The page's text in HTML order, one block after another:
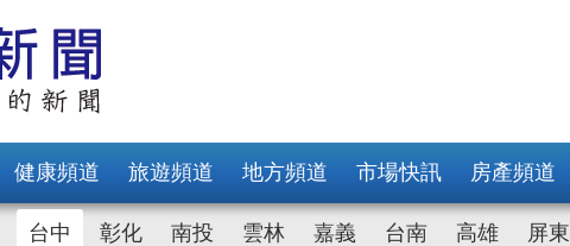
健康頻道 旅遊頻道 地方頻道 市場快訊 房產頻道
台中 彰化 南投 雲林 嘉義 台南 高雄 屏東